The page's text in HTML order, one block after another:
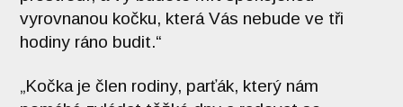
vyrovnanou kočku, která Vás nebude ve tři
hodiny ráno budit.“
„Kočka je člen rodiny, parťák, který nám